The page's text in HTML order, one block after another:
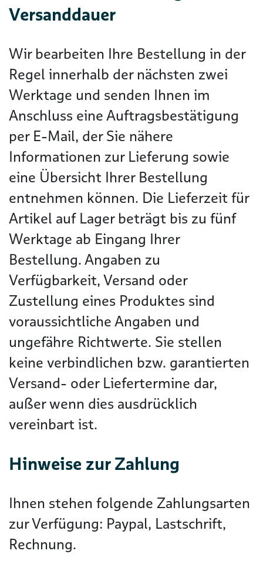
Versanddauer
Wir bearbeiten Ihre Bestellung in der
Regel innerhalb der nächsten zwei
Werktage und senden Ihnen im
Anschluss eine Auftragsbestätigung
per E-Mail, der Sie nähere
Informationen zur Lieferung sowie
eine Übersicht Ihrer Bestellung
entnehmen können. Die Lieferzeit für
Artikel auf Lager beträgt bis zu fünf
Werktage ab Eingang Ihrer
Bestellung. Angaben zu
Verfügbarkeit, Versand oder
Zustellung eines Produktes sind
voraussichtliche Angaben und
ungefähre Richtwerte. Sie stellen
keine verbindlichen bzw. garantierten
Versand- oder Liefertermine dar,
außer wenn dies ausdrücklich
vereinbart ist.
Hinweise zur Zahlung
Ihnen stehen folgende Zahlungsarten
zur Verfügung: Paypal, Lastschrift,
Rechnung.